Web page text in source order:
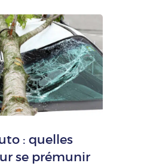
: quelles
se prémunir